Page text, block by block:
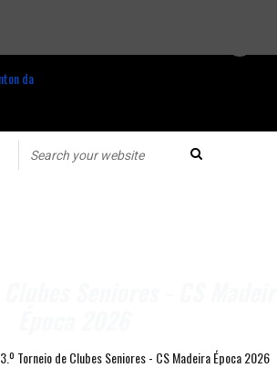
3.º Torneio de Clubes Seniores - CS Madeira Época 2026